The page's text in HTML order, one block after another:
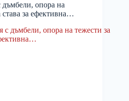
опора на
става за ефективна…